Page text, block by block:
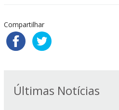
Compartilhar
Últimas Notícias